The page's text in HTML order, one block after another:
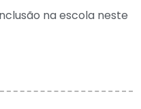
na escola neste